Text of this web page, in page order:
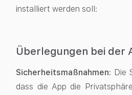
installiert werden soll:
Überlegungen bei der
Sicherheitsmaßnahmen: Die
dass die App die